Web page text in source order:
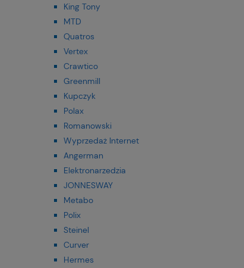
King Tony
MTD
Quatros
Vertex
Crawtico
Greenmill
Kupczyk
Polax
Romanowski
Wyprzedaż Internet
Angerman
Elektronarzedzia
JONNESWAY
Metabo
Polix
Steinel
Curver
Hermes